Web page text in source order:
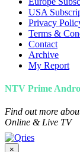
USA
Privacy
Terms &
Contact
Archive
My Report
NTV Prime
Find out more
Online & Live TV
×